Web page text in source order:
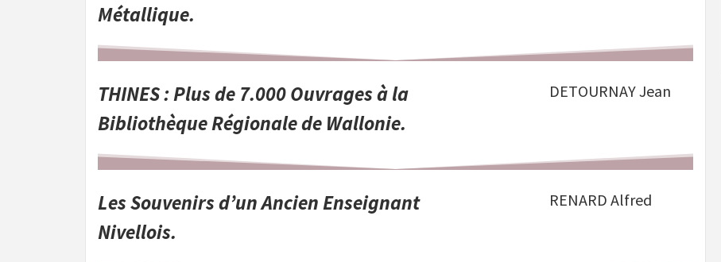
Métallique.
THINES : Plus de 7.000 Ouvrages à la
Bibliothèque Régionale de Wallonie.
DETOURNAY Jean
LesSouvenirs d’un Ancien Enseignant
Nivellois.
RENARD Alfred